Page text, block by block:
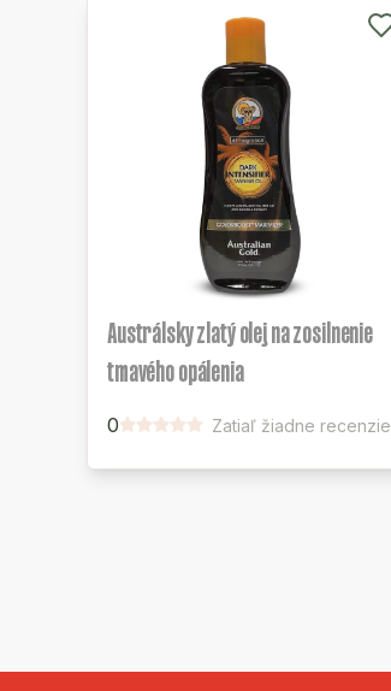
Austrálsky zlatý olej na zosilnenie
tmavého opálenia
0 Zatiaľ žiadne recenzie